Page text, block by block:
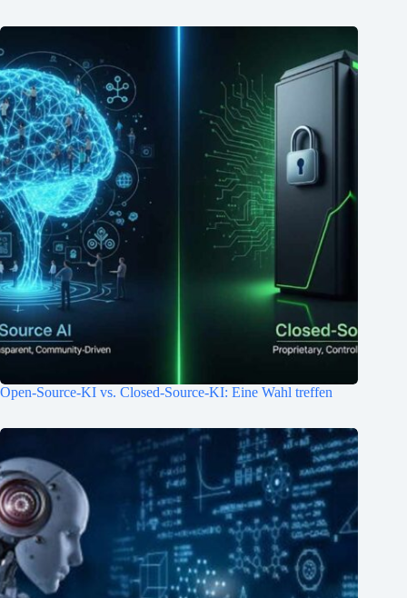
Open-Source-KI vs. Closed-Source-KI: Eine Wahl treffen